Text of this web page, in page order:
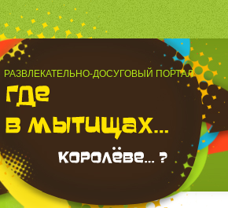
РАЗВЛЕКАТЕЛЬНО-ДОСУГОВЫЙ ПОРТАЛ